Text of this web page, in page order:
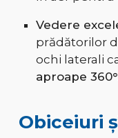
Vedere
prădătorilor
ochi laterali
aproape 360°
Obiceiuri